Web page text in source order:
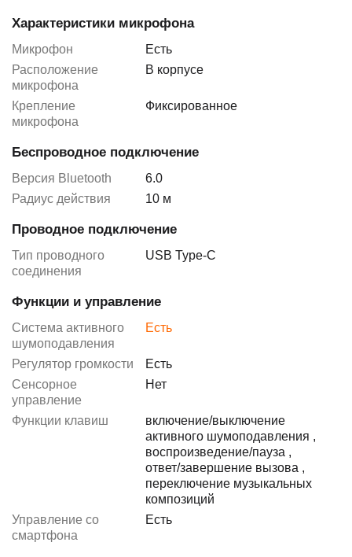
Характеристики микрофона
Микрофон
Есть
Расположение
микрофона
В корпусе
Крепление
микрофона
Фиксированное
Беспроводное подключение
Версия Bluetooth
6.0
Радиус действия
10 м
Проводное подключение
Тип проводного
соединения
USB Type-C
Функции и управление
Система активного
шумоподавления
Есть
Регулятор громкости
Есть
Сенсорное
управление
Нет
Функции клавиш
включение/выключение
активного шумоподавления ,
воспроизведение/пауза ,
ответ/завершение вызова ,
переключение музыкальных
композиций
Управление со
смартфона
Есть